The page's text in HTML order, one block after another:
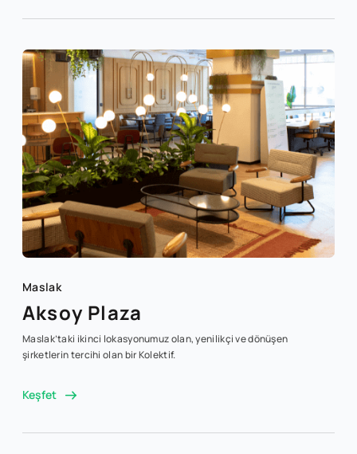
Maslak
Aksoy Plaza
Maslak’taki ikinci lokasyonumuz olan, yenilikçi ve dönüşen
şirketlerin tercihi olan bir Kolektif.
Keşfet